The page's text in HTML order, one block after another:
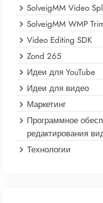
SolveigMM Video
SolveigMM WMP
Video Editing SDK
Zond 265
Идеи для YouTube
Идеи для видео
Маркетинг
Программное
редактирования
Технологии